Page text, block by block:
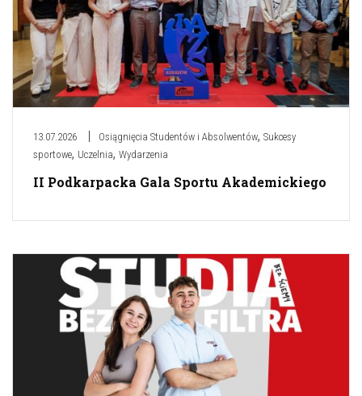
13.07.2026 Osiągnięcia Studentów i Absolwentów, Sukcesy
sportowe, Uczelnia, Wydarzenia
II Podkarpacka Gala Sportu Akademickiego